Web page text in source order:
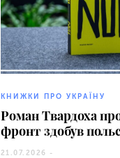
КНИЖКИ ПРО УКРАЇНУ
Роман Твардоха
фронт здобув
21.07.2026 -